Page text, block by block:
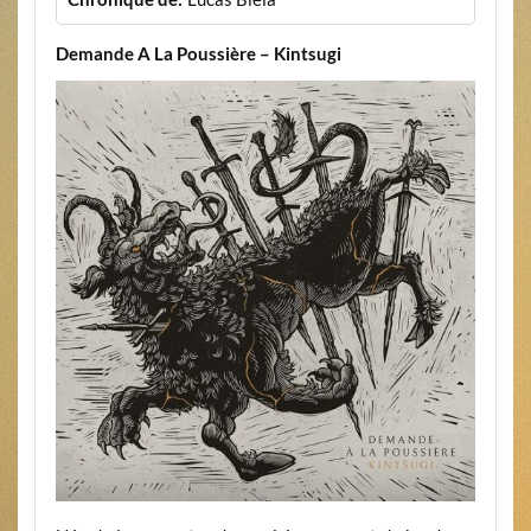
Demande A La Poussière – Kintsugi